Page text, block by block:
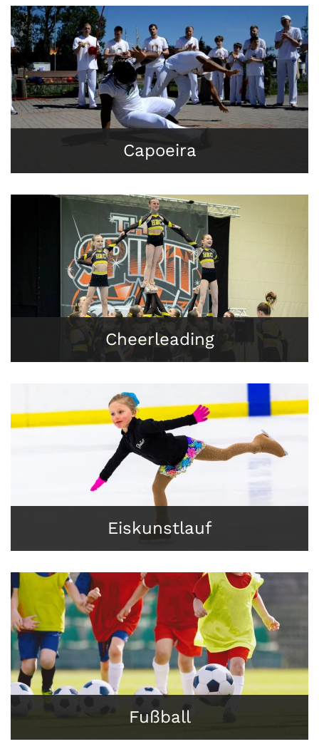
Capoeira
Cheerleading
Eiskunstlauf
Fußball